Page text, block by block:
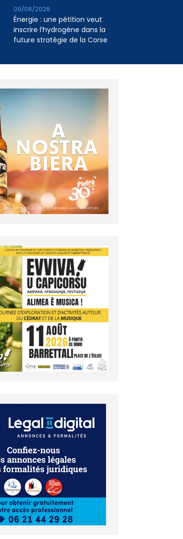
Énergie : une pétition veut
inscrire l’hydrogène dans la
future stratégie de la Corse
09/08/2026